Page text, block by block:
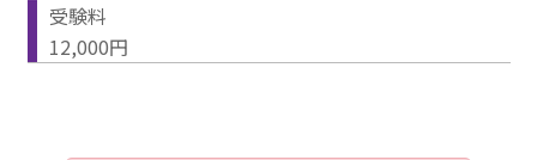
受験料
12,000円